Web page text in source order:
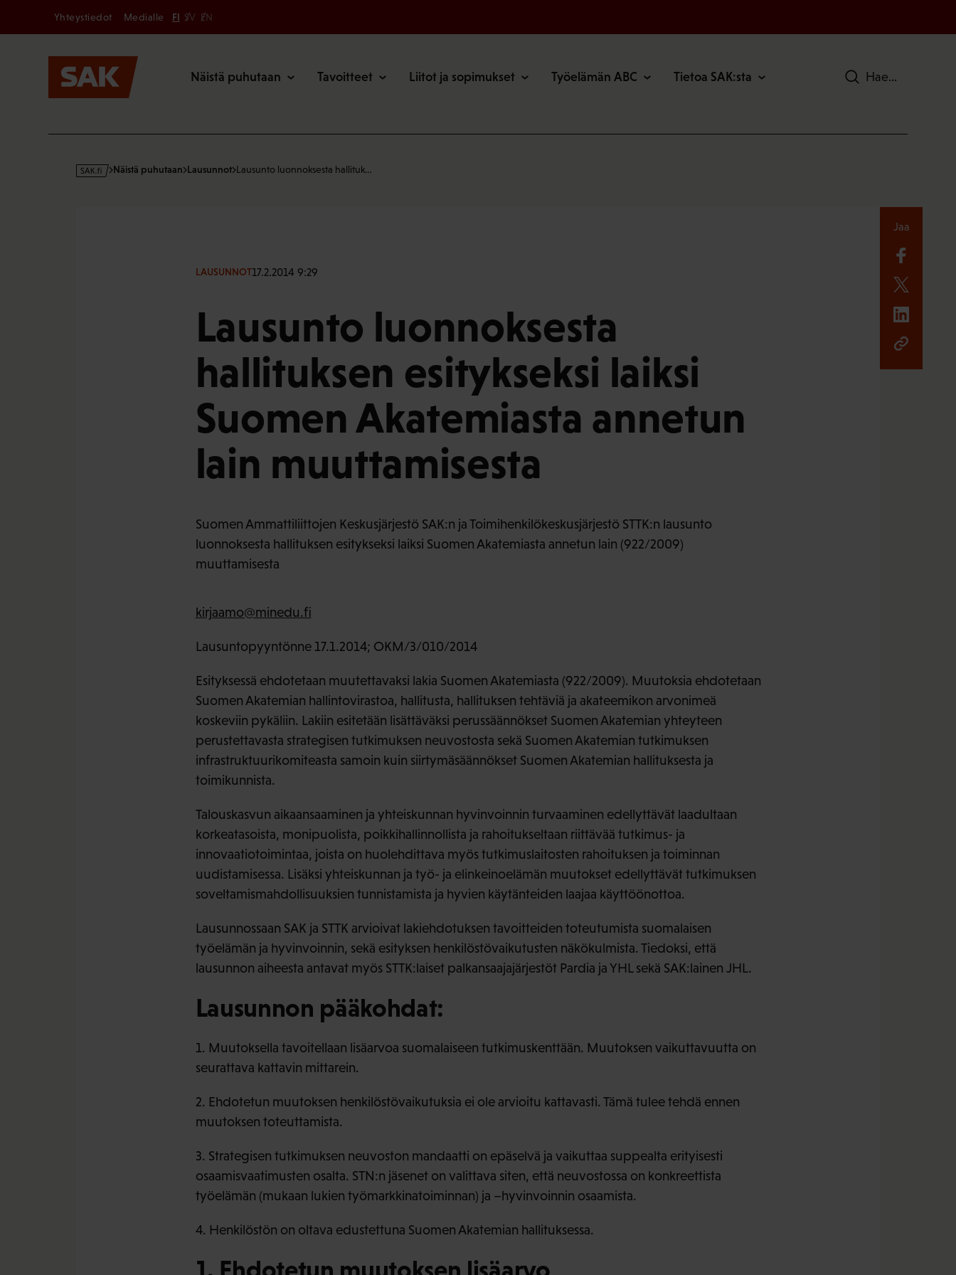
Secondary
Yhteystiedot Medialle FI SV EN
Näistä puhutaan Tavoitteet Liitot ja sopimukset Työelämän ABC Tietoa SAK:sta Hae
s
Näistä puhutaan Lausunnot Lausunto luonnoksesta hallituk…
LAUSUNNOT17.2.2014 9:29
Lausunto luonnoksesta
hallituksen esitykseksi laiksi
Suomen Akatemiasta annetun
lain muuttamisesta
Suomen Ammattiliittojen Keskusjärjestö SAK:n ja Toimihenkilökeskusjärjestö STTK:n lausunto
luonnoksesta hallituksen esitykseksi laiksi Suomen Akatemiasta annetun lain (922/2009)
muuttamisesta
kirjaamo@minedu.fi
Lausuntopyyntönne 17.1.2014; OKM/3/010/2014
Esityksessä ehdotetaan muutettavaksi lakia Suomen Akatemiasta (922/2009). Muutoksia ehdotetaan
Suomen Akatemian hallintovirastoa, hallitusta, hallituksen tehtäviä ja akateemikon arvonimeä
koskeviin pykäliin. Lakiin esitetään lisättäväksi perussäännökset Suomen Akatemian yhteyteen
perustettavasta strategisen tutkimuksen neuvostosta sekä Suomen Akatemian tutkimuksen
infrastruktuurikomiteasta samoin kuin siirtymäsäännökset Suomen Akatemian hallituksesta ja
toimikunnista.
Talouskasvun aikaansaaminen ja yhteiskunnan hyvinvoinnin turvaaminen edellyttävät laadultaan
korkeatasoista, monipuolista, poikkihallinnollista ja rahoitukseltaan riittävää tutkimus- ja
innovaatiotoimintaa, joista on huolehdittava myös tutkimuslaitosten rahoituksen ja toiminnan
uudistamisessa. Lisäksi yhteiskunnan ja työ- ja elinkeinoelämän muutokset edellyttävät tutkimuksen
soveltamismahdollisuuksien tunnistamista ja hyvien käytänteiden laajaa käyttöönottoa.
Lausunnossaan SAK ja STTK arvioivat lakiehdotuksen tavoitteiden toteutumista suomalaisen
työelämän ja hyvinvoinnin, sekä esityksen henkilöstövaikutusten näkökulmista. Tiedoksi, että
lausunnon aiheesta antavat myös STTK:laiset palkansaajajärjestöt Pardia ja YHL sekä SAK:lainen JHL.
Lausunnon pääkohdat:
1. Muutoksella tavoitellaan lisäarvoa suomalaiseen tutkimuskenttään. Muutoksen vaikuttavuutta on
seurattava kattavin mittarein.
2. Ehdotetun muutoksen henkilöstövaikutuksia ei ole arvioitu kattavasti. Tämä tulee tehdä ennen
muutoksen toteuttamista.
3. Strategisen tutkimuksen neuvoston mandaatti on epäselvä ja vaikuttaa suppealta erityisesti
osaamisvaatimusten osalta. STN:n jäsenet on valittava siten, että neuvostossa on konkreettista
työelämän (mukaan lukien työmarkkinatoiminnan) ja –hyvinvoinnin osaamista.
4. Henkilöstön on oltava edustettuna Suomen Akatemian hallituksessa.
Jaa